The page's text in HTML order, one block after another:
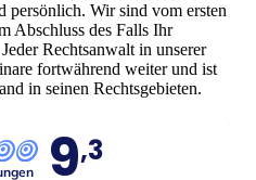
persönlich. Wir sind vom ersten
Abschluss des Falls Ihr
Rechtsanwalt in unserer
fortwährend weiter und ist
in seinen Rechtsgebieten.